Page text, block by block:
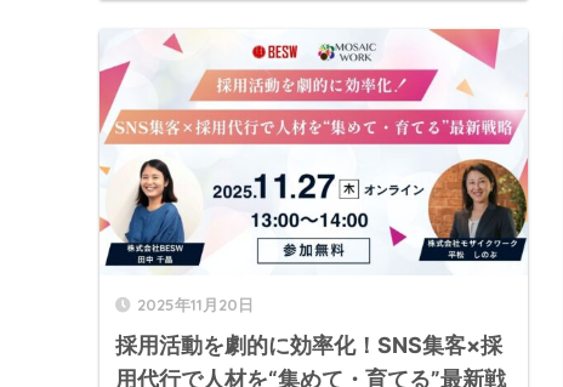
2025年11月20日
採用活動を劇的に効率化！SNS集客×採
用代行で人材を“集めて・育てる”最新戦